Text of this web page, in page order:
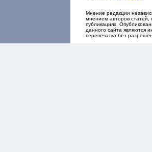
Мнение редакции
мнением авторов статей,
публикациях.
данного сайта являются
перепечатка без